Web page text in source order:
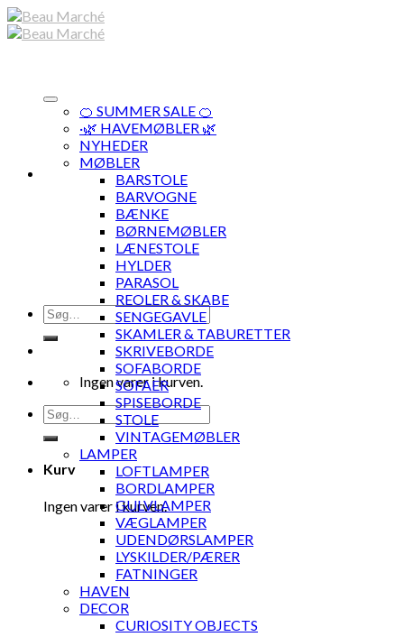
Skip
to
Søg
efter:
Ingen varer i kurven.
Søg
efter:
Kurv
Ingen varer i kurven.
🍊 SUMMER SALE 🍊
·🌿 HAVEMØBLER 🌿
NYHEDER
MØBLER
BARSTOLE
BARVOGNE
BÆNKE
BØRNEMØBLER
LÆNESTOLE
HYLDER
PARASOL
REOLER & SKABE
SENGEGAVLE
SKAMLER & TABURETTER
SKRIVEBORDE
SOFABORDE
SOFAER
SPISEBORDE
STOLE
VINTAGEMØBLER
LAMPER
LOFTLAMPER
BORDLAMPER
GULVLAMPER
VÆGLAMPER
UDENDØRSLAMPER
LYSKILDER/PÆRER
FATNINGER
HAVEN
DECOR
CURIOSITY OBJECTS